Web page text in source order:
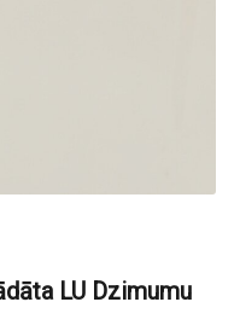
LU Dzimumu